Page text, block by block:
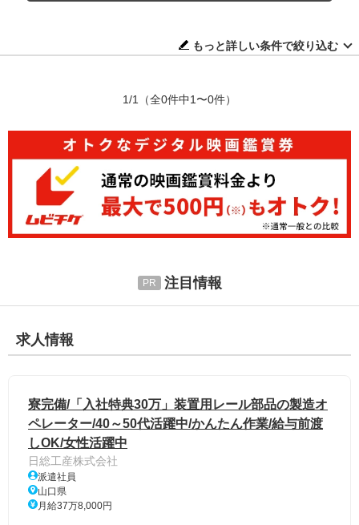
もっと詳しい条件で絞り込む
1/1 （全0件中1〜0件）
注目情報
求人情報
寮完備/「入社特典30万」装置用レール部品の製造オ
ペレーター/40～50代活躍中/かんたん作業/給与前渡
しOK/女性活躍中
日総工産株式会社
派遣社員
山口県
月給37万8,000円